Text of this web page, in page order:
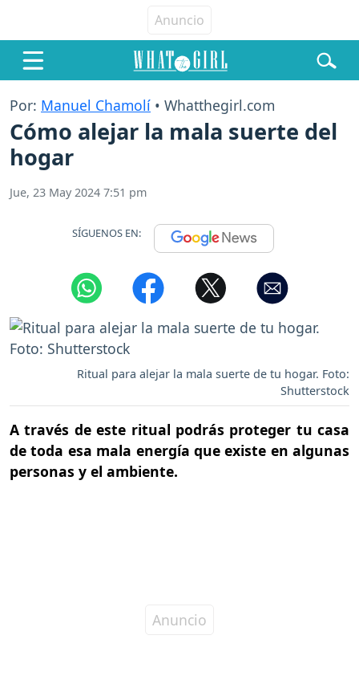
Por: Manuel Chamolí • Whatthegirl.com
Cómo alejar la mala suerte del
hogar
Jue, 23 May 2024 7:51 pm
SÍGUENOS EN:
Ritual para alejar la mala suerte de tu hogar. Foto:
Shutterstock
A través de este ritual podrás proteger tu casa
de toda esa mala energía que existe en algunas
personas y el ambiente.